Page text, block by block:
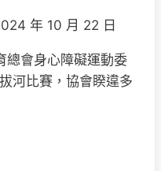
年 10 月 22 日
總會身心障礙運動委
河比賽，協會睽違多